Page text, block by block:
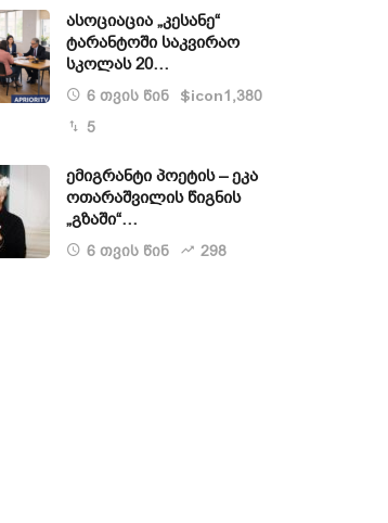
ასოციაცია „კესანე“
ტარანტოში საკვირაო
სკოლას 20…
6 თვის წინ $icon1,380
5
ემიგრანტი პოეტის – ეკა
ოთარაშვილის წიგნის
„გზაში“…
6 თვის წინ 298